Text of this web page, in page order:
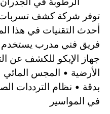
توفر شركة كشف تسربات
أحدث التقنيات في هذا
فريق فني مدرب
جهاز الإيكو للكشف عن
الأرضية • المجس
بدقة • نظام الترددات
في المواسير